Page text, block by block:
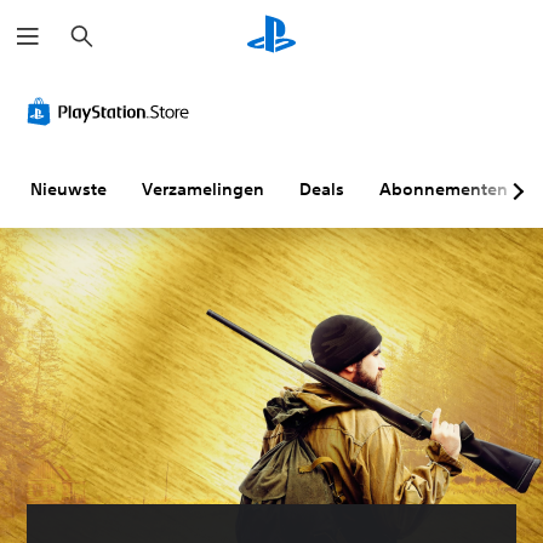
o
e
n
Nieuwste Verzamelingen Deals Abonnementen